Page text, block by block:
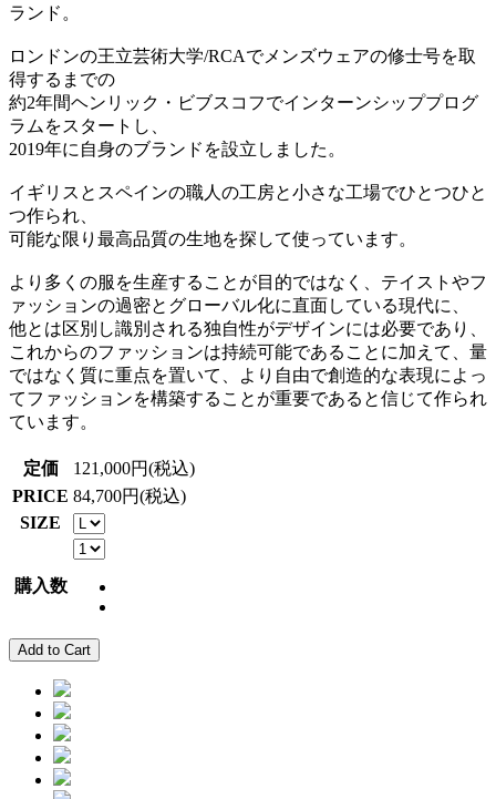
ランド。
ロンドンの王立芸術大学/RCAでメンズウェアの修士号を取
得するまでの
約2年間ヘンリック・ビブスコフでインターンシッププログ
ラムをスタートし、
2019年に自身のブランドを設立しました。
イギリスとスペインの職人の工房と小さな工場でひとつひと
つ作られ、
可能な限り最高品質の生地を探して使っています。
より多くの服を生産することが目的ではなく、テイストやフ
ァッションの過密とグローバル化に直面している現代に、
他とは区別し識別される独自性がデザインには必要であり、
これからのファッションは持続可能であることに加えて、量
ではなく質に重点を置いて、より自由で創造的な表現によっ
てファッションを構築することが重要であると信じて作られ
ています。
定価
121,000円(税込)
PRICE 84,700円(税込)
SIZE
購入数